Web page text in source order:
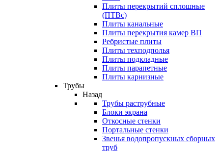
Плиты перекрытий сплошные
(ПТВс)
Плиты канальные
Плиты перекрытия камер ВП
Ребристые плиты
Плиты техподполья
Плиты подкладные
Плиты парапетные
Плиты карнизные
Трубы
Назад
Трубы раструбные
Блоки экрана
Откосные стенки
Портальные стенки
Звенья водопропускных сборных
труб